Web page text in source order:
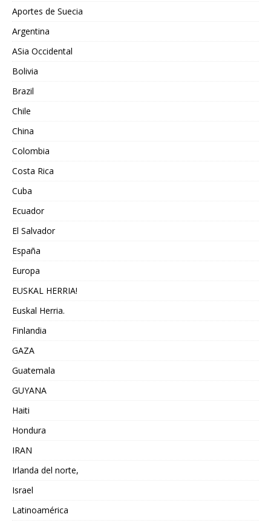
Aportes de Suecia
Argentina
ASia Occidental
Bolivia
Brazil
Chile
China
Colombia
Costa Rica
Cuba
Ecuador
El Salvador
España
Europa
EUSKAL HERRIA!
Euskal Herria.
Finlandia
GAZA
Guatemala
GUYANA
Haiti
Hondura
IRAN
Irlanda del norte,
Israel
Latinoamérica